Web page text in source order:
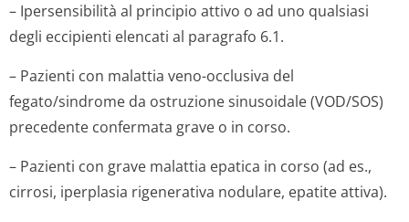
– Ipersensibilità al principio attivo o ad uno qualsiasi
degli eccipienti elencati al paragrafo 6.1.
– Pazienti con malattia veno-occlusiva del
fegato/sindrome da ostruzione sinusoidale (VOD/SOS)
precedente confermata grave o in corso.
– Pazienti con grave malattia epatica in corso (ad es.,
cirrosi, iperplasia rigenerativa nodulare, epatite attiva).